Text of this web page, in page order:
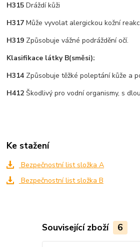
H315Dráždí kůži
H317Může vyvolat alergickou kožní
H319 Způsobuje vážné podráždění očí.
Klasifikace látky B(směsi):
H314 Způsobuje těžké poleptání kůže a
H412Škodlivý pro vodní organismy, s
Ke stažení
Bezpečnostní list složka A
Bezpečnostní list složka B
Související zboží 6